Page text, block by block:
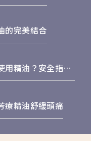
的完美結合
用精油？安全指南
療精油舒緩頭痛